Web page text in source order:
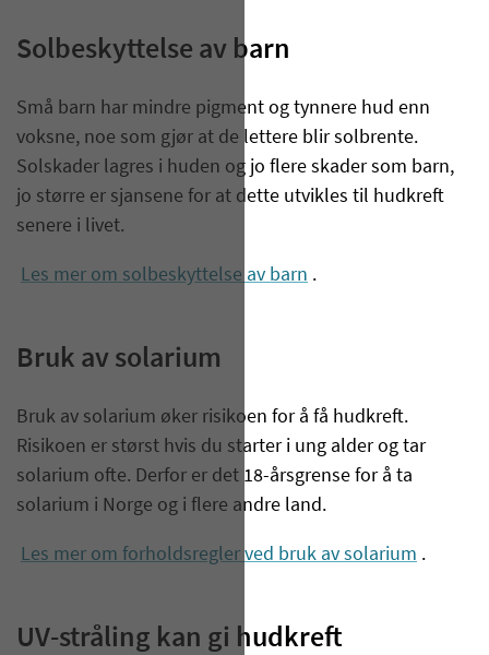
Solbeskyttelse av barn
Små barn har mindre pigment og tynnere hud enn
voksne, noe som gjør at de lettere blir solbrente.
Solskader lagres i huden og jo flere skader som barn,
jo større er sjansene for at dette utvikles til hudkreft
senere i livet.
Les mer om solbeskyttelse av barn .
Bruk av solarium
Bruk av solarium øker risikoen for å få hudkreft.
Risikoen er størst hvis du starter i ung alder og tar
solarium ofte. Derfor er det 18-årsgrense for å ta
solarium i Norge og i flere andre land.
Les mer om forholdsregler ved bruk av solarium .
UV-stråling kan gi hudkreft